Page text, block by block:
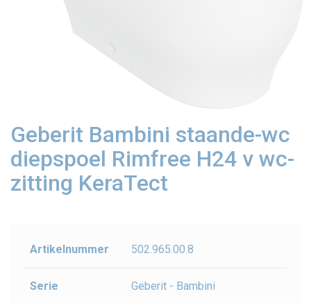
Geberit Bambini staande-wc
diepspoel Rimfree H24 v wc-
zitting KeraTect
Artikelnummer 502.965.00.8
Serie Geberit - Bambini